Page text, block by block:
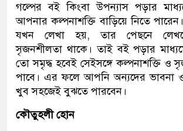
গল্পের বই কিংবা উপন্যাস পড়ার
আপনার কল্পনাশক্তি বাড়িয়ে নিতে
যখন লেখা হয়, তার পেছনে
সৃজনশীলতা থাকে। তাই বই পড়ার
তো সমৃদ্ধ হবেই সেইসঙ্গে কল্পনাশক্তি ও
পাবে। এর ফলে আপনি অন্যদের ভাবনা
খুব সহজেই বুঝতে পারবেন।
কৌতুহলী হোন